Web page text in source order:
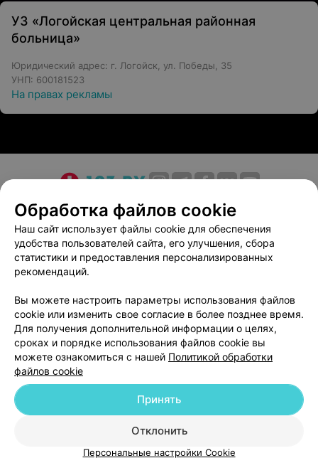
УЗ «Логойская центральная районная
больница»
Юридический адрес: г. Логойск, ул. Победы, 35
УНП: 600181523
На правах рекламы
О проекте Новости проекта
Размещение рекламы
Медицинский маркетинг
Публичный договор
Пользовательское соглашение
Способы оплаты
Вакансии
Партнеры
Написать в поддержку
Персональные настройки cookie
Обработка персональных данных
ВЫ ВЛАДЕЛЕЦ?
Обработка файлов cookie
Наш сайт использует файлы cookie для обеспечения
удобства пользователей сайта, его улучшения, сбора
статистики и предоставления персонализированных
рекомендаций.
Вы можете настроить параметры использования файлов
cookie или изменить свое согласие в более позднее время.
Для получения дополнительной информации о целях,
сроках и порядке использования файлов cookie вы
можете ознакомиться с нашей Политикой обработки
файлов cookie
Отклонить
Принять
Персональные настройки Cookie